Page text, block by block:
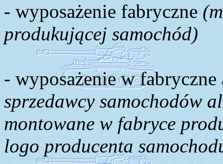
- wyposażenie fabryczne
produkującej samochód)
- wyposażenie w
sprzedawcy samochodów
montowane w fabryce
logo producenta